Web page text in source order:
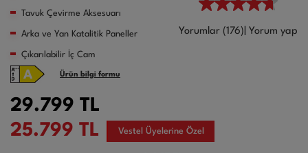
Tavuk Çevirme Aksesuarı
Arka ve Yan Katalitik Paneller
Çıkarılabilir İç Cam
Yorumlar (176) Yorum yap
Ürün bilgi formu
29.799 TL
25.799 TL Vestel Üyelerine Özel